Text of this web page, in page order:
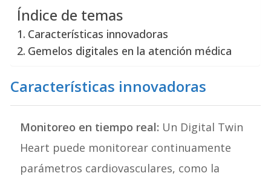
Índice de temas
Características innovadoras
Gemelos digitales en la atención médica
Características innovadoras
Monitoreo en tiempo real: Un Digital Twin
Heart puede monitorear continuamente
parámetros cardiovasculares, como la